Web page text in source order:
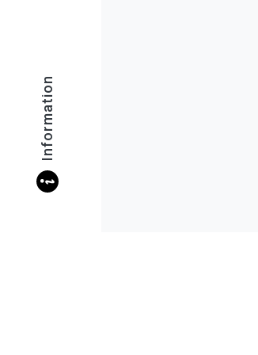
Information